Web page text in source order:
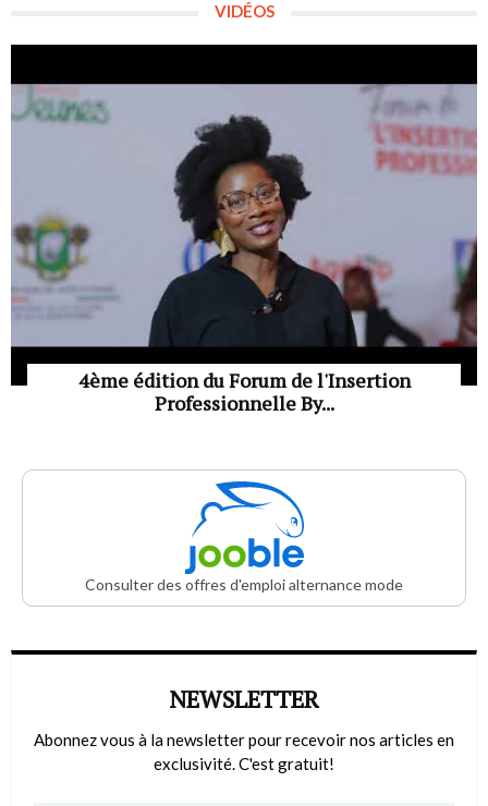
VIDÉOS
4ème édition du Forum de l'Insertion
Professionnelle By...
Consulter des offres d'emploi alternance mode
NEWSLETTER
Abonnez vous à la newsletter pour recevoir nos articles en
exclusivité. C'est gratuit!